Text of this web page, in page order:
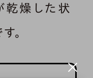
乾燥した状
。